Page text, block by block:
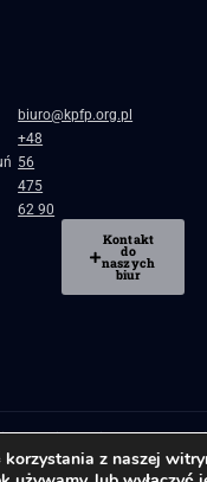
biuro@kpfp.org.pl
+48
56
475
62 90
Kontakt
do
naszych
biur
granty i dotacje dla firm
z naszej